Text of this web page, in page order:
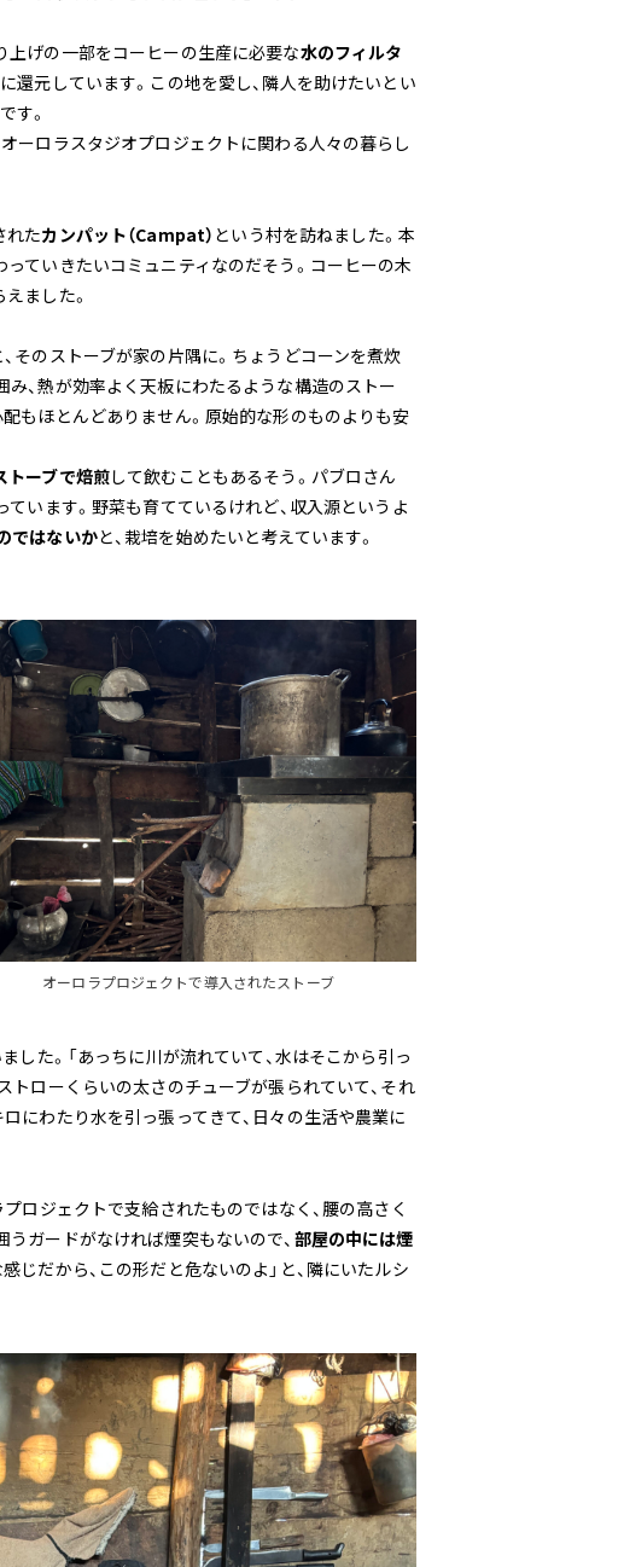
上げの一部をコーヒーの生産に必要な水のフィルタ
還元しています。この地を愛し、隣人を助けたいとい
す。
ーロラスタジオプロジェクトに関わる人々の暮らし
れたカンパット（Campat） という村を訪ねました。本
ていきたいコミュニティなのだそう。コーヒーの木
ました。
そのストーブが家の片隅に。ちょうどコーンを煮炊
、熱が効率よく天板にわたるような構造のストー
もほとんどありません。原始的な形のものよりも安
トーブで焙煎して飲むこともあるそう。パブロさん
います。野菜も育てているけれど、収入源というよ
ではないかと、栽培を始めたいと考えています。
オーロラプロジェクトで導入されたストーブ
した。「あっちに川が流れていて、水はそこから引っ
トローくらいの太さのチューブが張られていて、それ
にわたり水を引っ張ってきて、日々の生活や農業に
ロジェクトで支給されたものではなく、腰の高さく
うガードがなければ煙突もないので、 部屋の中には煙
じだから、この形だと危ないのよ」と、隣にいたルシ